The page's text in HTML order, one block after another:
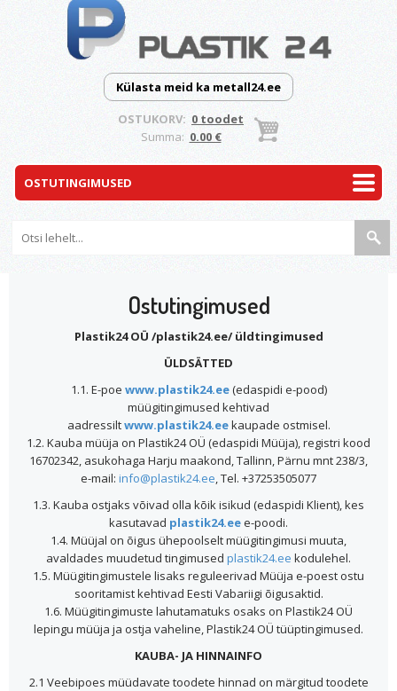
Külasta meid ka metall24.ee
OSTUKORV: 0 toodet
Summa: 0.00 €
Ostutingimused
Plastik24 OÜ /plastik24.ee/ üldtingimused
ÜLDSÄTTED
1.1. E-poe www.plastik24.ee(edaspidi e-pood)
müügitingimused kehtivad
aadressiltwww.plastik24.eekaupade ostmisel.
1.2. Kauba müüja on Plastik24 OÜ (edaspidi Müüja), registri kood
16702342, asukohaga Harju maakond, Tallinn, Pärnu mnt 238/3,
e-mail: info@plastik24.ee, Tel. +37253505077
1.3. Kauba ostjaks võivad olla kõik isikud (edaspidi Klient), kes
kasutavad plastik24.eee-poodi.
1.4. Müüjal on õigus ühepoolselt müügitingimusi muuta,
avaldades muudetud tingimused plastik24.ee kodulehel.
1.5. Müügitingimustele lisaks reguleerivad Müüja e-poest ostu
sooritamist kehtivad Eesti Vabariigi õigusaktid.
1.6. Müügitingimuste lahutamatuks osaks on Plastik24 OÜ
lepingu müüja ja ostja vaheline, Plastik24 OÜ tüüptingimused.
KAUBA- JA HINNAINFO
2.1 Veebipoes müüdavate toodete hinnad on märgitud toodete